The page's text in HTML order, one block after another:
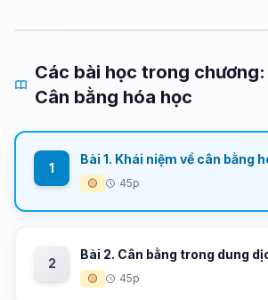
Các bài học trong chương:
Cân bằng hóa học
1
Bài 1. Khái niệm về cân bằng
🟡 45p
2
Bài 2. Cân bằng trong dung
🟡 45p